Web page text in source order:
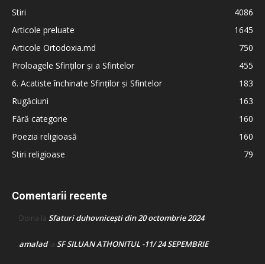
Stiri
4086
Articole preluate
1645
Articole Ortodoxia.md
750
Proloagele Sfinților și a Sfintelor
455
6. Acatiste închinate Sfinților și Sfintelor
183
Rugăciuni
163
Fără categorie
160
Poezia religioasă
160
Stiri religioase
79
Comentarii recente
Doina la Sfaturi duhovnicești din 20 octombrie 2024
amaladla SF SILUAN ATHONITUL -11/ 24 SEPEMBRIE